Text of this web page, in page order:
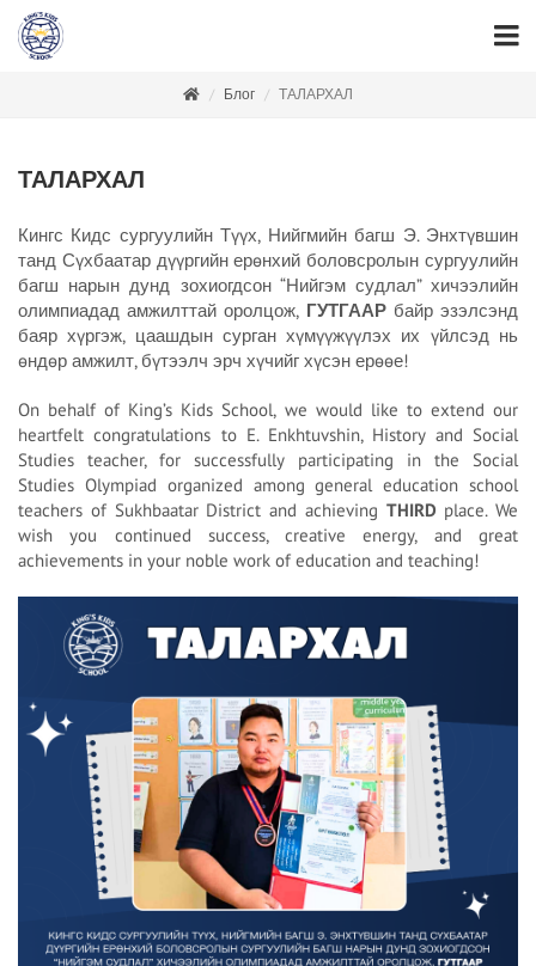
Блог ТАЛАРХАЛ
ТАЛАРХАЛ
Кингс Кидс сургуулийн Түүх, Нийгмийн багш Э. Энхтүвшин
танд Сүхбаатар дүүргийн ерөнхий боловсролын сургуулийн
багш нарын дунд зохиогдсон “Нийгэм судлал” хичээлийн
олимпиадад амжилттай оролцож, ГУТГААРбайр эзэлсэнд
баяр хүргэж, цаашдын сурган хүмүүжүүлэх их үйлсэд нь
өндөр амжилт, бүтээлч эрч хүчийг хүсэн ерөөе!
On behalf of King’s Kids School, we would like to extend our
heartfelt congratulations to E. Enkhtuvshin, History and Social
Studies teacher, for successfully participating in the Social
Studies Olympiad organized among general education school
teachers of Sukhbaatar District and achieving THIRD place. We
wish you continued success, creative energy, and great
achievements in your noble work of education and teaching!